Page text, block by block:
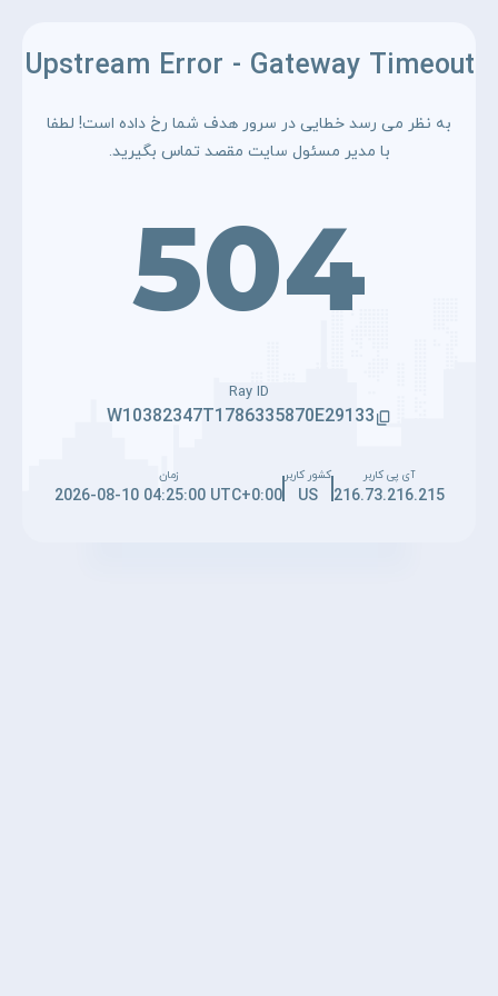
Upstream Error - Gateway Timeout
به نظر می رسد خطایی در سرور هدف شما رخ داده است! لطفا
با مدیر مسئول سایت مقصد تماس بگیرید.
504
Ray ID
W10382347T1786335870E29133
آی پی کاربر
216.73.216.215
کشور کاربر
US
زمان
2026-08-10 04:25:00 UTC+0:00